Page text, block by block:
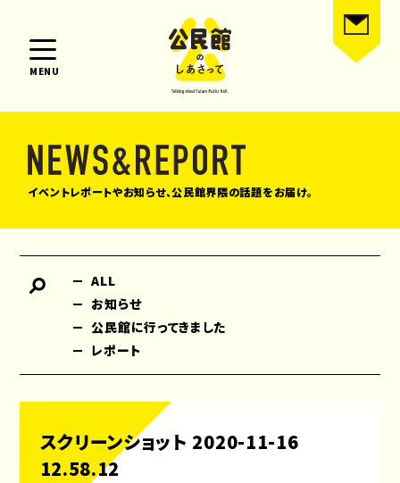
MENU
イベントレポートやお知らせ、公民館界隈の話題をお届け。
ALL
お知らせ
公民館に行ってきました
レポート
スクリーンショット 2020-11-16
12.58.12